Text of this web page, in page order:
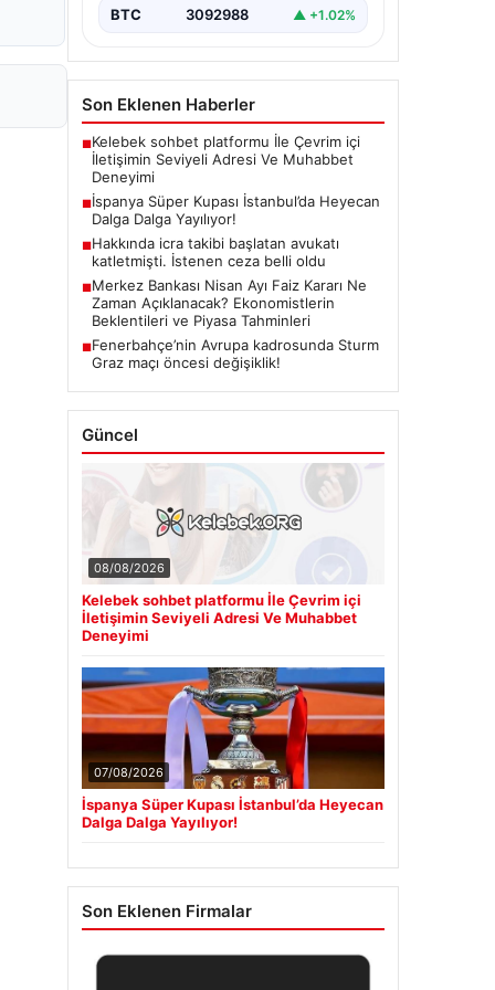
BTC 3092988 ▲ +1.02%
Son Eklenen Haberler
■Kelebek sohbet platformu İle Çevrim içi
İletişimin Seviyeli Adresi Ve Muhabbet
Deneyimi
■İspanya Süper Kupası İstanbul’da Heyecan
Dalga Dalga Yayılıyor!
■Hakkında icra takibi başlatan avukatı
katletmişti. İstenen ceza belli oldu
■Merkez Bankası Nisan Ayı Faiz Kararı Ne
Zaman Açıklanacak? Ekonomistlerin
Beklentileri ve Piyasa Tahminleri
■Fenerbahçe’nin Avrupa kadrosunda Sturm
Graz maçı öncesi değişiklik!
Güncel
08/08/2026
Kelebek sohbet platformu İle Çevrim içi
İletişimin Seviyeli Adresi Ve Muhabbet
Deneyimi
07/08/2026
İspanya Süper Kupası İstanbul’da Heyecan
Dalga Dalga Yayılıyor!
Son Eklenen Firmalar